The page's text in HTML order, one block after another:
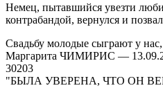
Немец, пытавшийся увезти
контрабандой, вернулся и
Свадьбу молодые сыграют у
Маргарита ЧИМИРИС —
30203
"БЫЛА УВЕРЕНА, ЧТО ОН